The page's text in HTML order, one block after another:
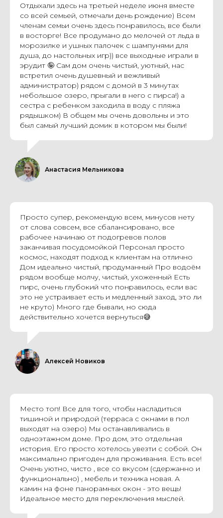
Отдыхали здесь на третьей неделе июня вместе
со всей семьей, отмечали день рождение) Всем
членам семьи очень здесь понравилось, все были
в восторге! Все продумано до мелочей от льда в
морозилке и ушных палочек с шампунями для
душа, до настольных игр)) все выходные играли в
эрудит 🤪 Сам дом очень чистый, уютный, нас
встретил очень душевный и вежливый
администратор) рядом с домой в 3 минутах
небольшое озеро, прыгали в него с пирса!) а
сестра с ребенком заходила в воду с пляжа
рядышком) В общем мы очень довольны и это
был самый лучший домик в котором мы были!
Анастасия Мельникова
Просто супер, рекомендую всем, минусов нету
от слова совсем, все сбалансировано, все
рабочее начинаю от подогревов полов
заканчивая посудомойкой Персонал просто
космос, находят подход к клиентам на отлично
Дом идеально чистый, продуманный Про водоём
рядом вообще молчу, чистый, ухоженный Есть
пирс, очень глубокий что понравилось, если вас
это не устраивает есть и медленный заход, это ли
не круто) Много где бывали, но сюда
действительно хочется вернуться😅
Алексей Новиков
Место топ! Все для того, чтобы насладиться
тишиной и природой (терраса с окнами в пол
выходят на озеро) Мы останавливались в
одноэтажном доме. Про дом, это отдельная
история. Его просто хотелось увезти с собой. Он
максимально пригоден для проживания. Есть все!
Очень уютно, чисто , все со вкусом (сдержанно и
функционально) , мебель и техника новая. А
камин на фоне панорамных окон - это вещь!
Идеальное место для переключения мыслей.